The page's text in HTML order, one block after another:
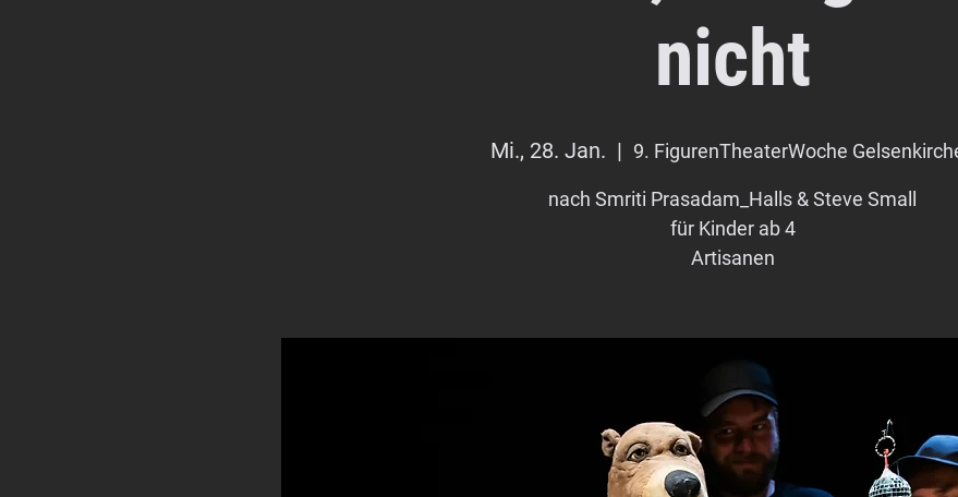
nicht
Mi., 28. Jan.
  |
9. FigurenTheaterWoche
nach Smriti Prasadam_Halls & Steve Small
für Kinder ab 4
Artisanen